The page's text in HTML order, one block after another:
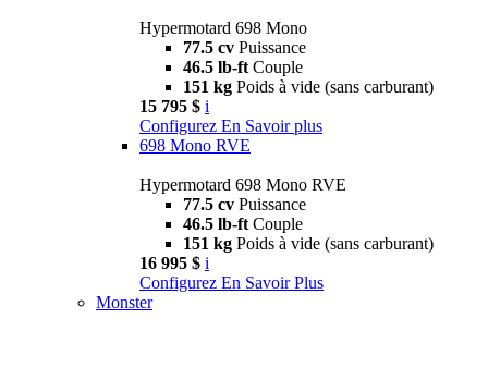
Hypermotard 698 Mono
77.5 cv Puissance
46.5 lb-ft Couple
151 kg Poids à vide (sans carburant)
15 795 $ i
Configurez En Savoir plus
698 Mono RVE
Hypermotard 698 Mono RVE
77.5 cv Puissance
46.5 lb-ft Couple
151 kg Poids à vide (sans carburant)
16 995 $ i
Configurez En Savoir Plus
Monster